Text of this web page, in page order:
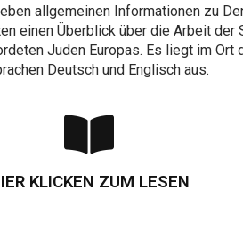
allgemeinen Informationen zu
einen Überblick über die Arbeit der
Juden Europas. Es liegt im Ort
Deutsch und Englisch aus.
KLICKEN ZUM LESEN